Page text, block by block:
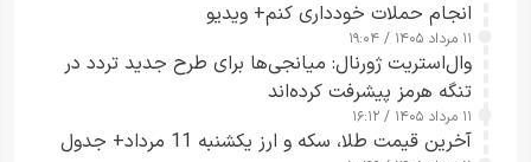
انجام حملات خودداری کنم+ ویدیو
۱۱ مرداد ۱۴۰۵ / ۱۹:۰۴
وال‌استریت ژورنال: میانجی‌ها برای طرح جدید تردد در
تنگه هرمز پیشرفت کرده‌اند
۱۱ مرداد ۱۴۰۵ / ۱۶:۱۲
آخرین قیمت طلا، سکه و ارز یکشنبه 11 مرداد+ جدول